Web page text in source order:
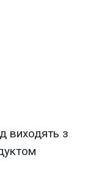
виходять з